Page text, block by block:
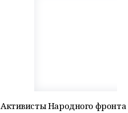
Активисты Народного